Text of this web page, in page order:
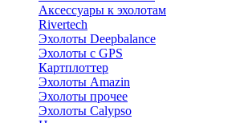
Аксессуары к эхолотам
Rivertech
Эхолоты Deepbalance
Эхолоты с GPS
Картплоттер
Эхолоты Amazin
Эхолоты прочее
Эхолоты Calypso